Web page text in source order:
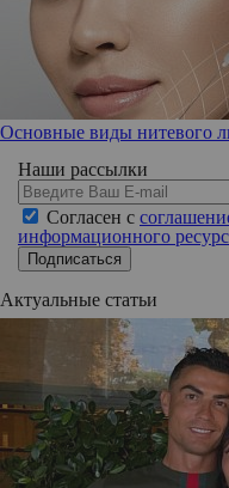
Основные виды нитевого
Наши рассылки
Согласен с
информационного
Подписаться
Актуальные статьи